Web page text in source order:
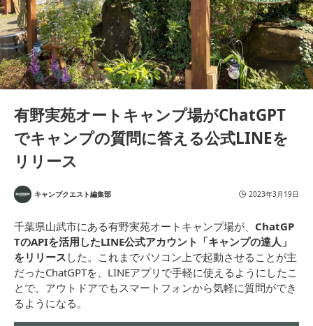
有野実苑オートキャンプ場がChatGPT
でキャンプの質問に答える公式LINEを
リリース
キャンプクエスト編集部 2023年3月19日
千葉県山武市にある有野実苑オートキャンプ場が、 ChatGP
TのAPIを活用したLINE公式アカウント「キャンプの達人」
をリリース した。これまでパソコン上で起動させることが主
だったChatGPTを、LINEアプリで手軽に使えるようにしたこ
とで、アウトドアでもスマートフォンから気軽に質問ができ
るようになる。